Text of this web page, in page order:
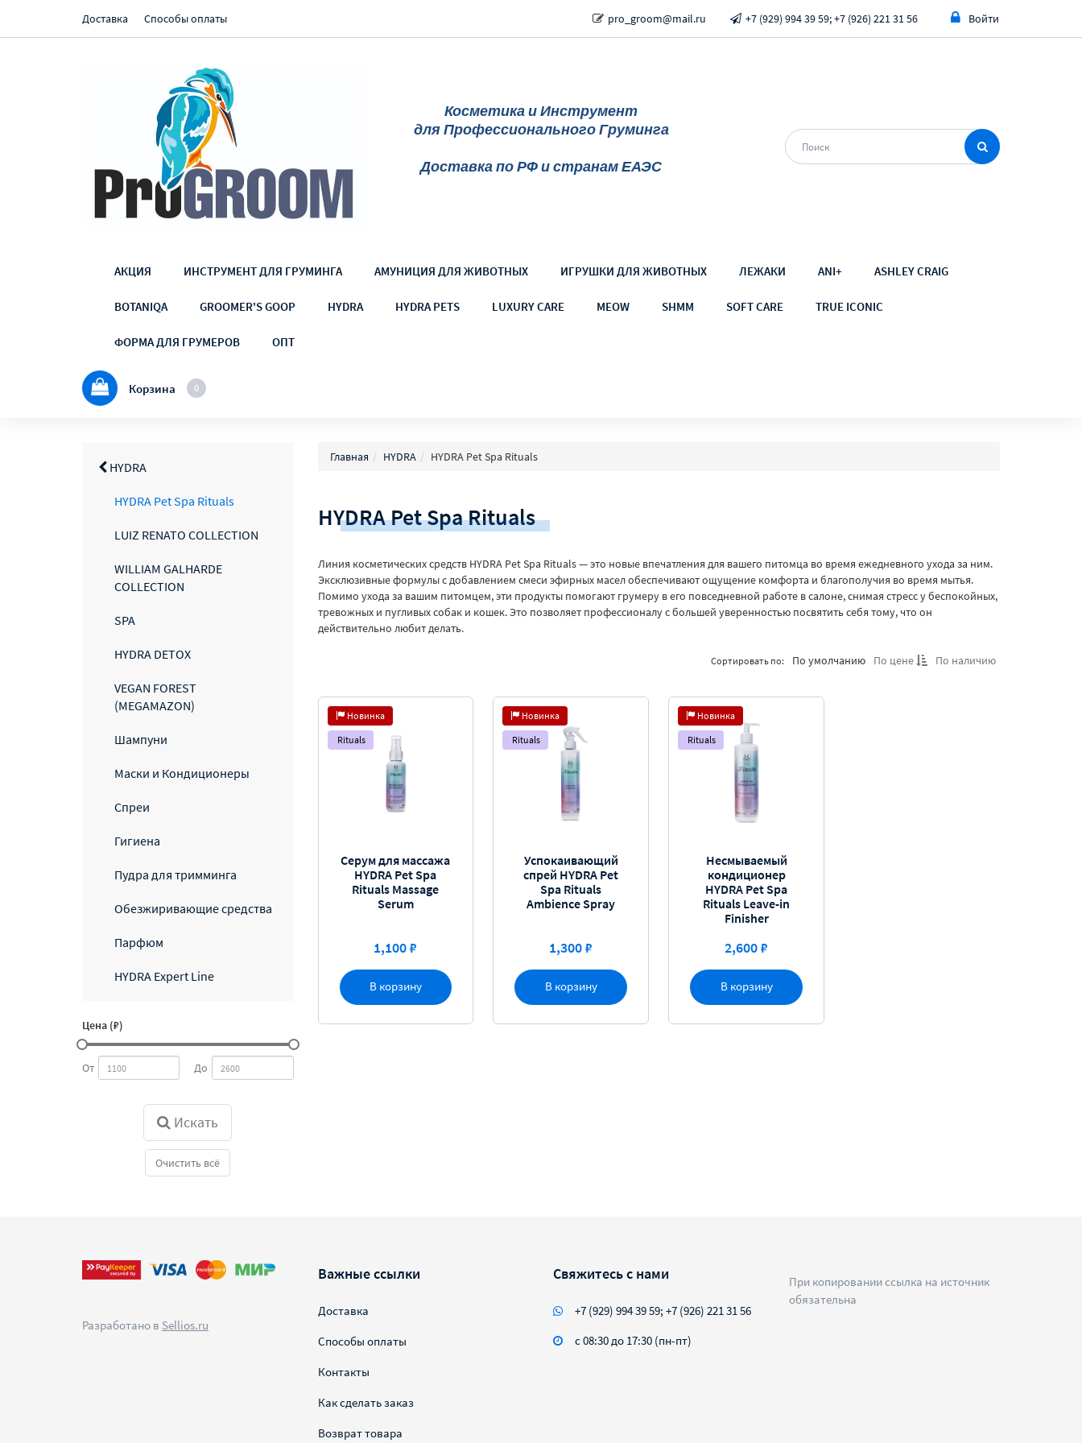
Доставка Способы оплаты pro_groom@mail.ru +7 (929) 994 39 59; +7 (926) 221 31 56 Войти
Косметика и Инструмент
для Профессионального Груминга
Доставка по РФ и странам ЕАЭС
АКЦИЯ ИНСТРУМЕНТ ДЛЯ ГРУМИНГА АМУНИЦИЯ ДЛЯ ЖИВОТНЫХ ИГРУШКИ ДЛЯ ЖИВОТНЫХ ЛЕЖАКИ ANI+ ASHLEY CRAIG
BOTANIQA GROOMER'S GOOP HYDRA HYDRA PETS LUXURY CARE MEOW SHMM SOFT CARE TRUE ICONIC
ФОРМА ДЛЯ ГРУМЕРОВ ОПТ
0
Корзина
HYDRA
HYDRA Pet Spa Rituals
LUIZ RENATO COLLECTION
WILLIAM GALHARDE
COLLECTION
SPA
HYDRA DETOX
VEGAN FOREST
(MEGAMAZON)
Шампуни
Маски и Кондиционеры
Спреи
Гигиена
Пудра для тримминга
Обезжиривающие средства
Парфюм
HYDRA Expert Line
Цена (₽)
От До
Искать
Очистить всё
Главная HYDRA HYDRA Pet Spa Rituals
HYDRA Pet Spa Rituals
Линия косметических средств HYDRA Pet Spa Rituals — это новые впечатления для вашего питомца во время ежедневного ухода за ним.
Эксклюзивные формулы с добавлением смеси эфирных масел обеспечивают ощущение комфорта и благополучия во время мытья.
Помимо ухода за вашим питомцем, эти продукты помогают грумеру в его повседневной работе в салоне, снимая стресс у беспокойных,
тревожных и пугливых собак и кошек. Это позволяет профессионалу с большей уверенностью посвятить себя тому, что он
действительно любит делать.
Сортировать по: По умолчанию По цене По наличию
Новинка
Rituals
В корзину
Серум для массажа
HYDRA Pet Spa
Rituals Massage
Serum
1,100 ₽
Новинка
Rituals
В корзину
Успокаивающий
спрей HYDRA Pet
Spa Rituals
Ambience Spray
1,300 ₽
Новинка
Rituals
В корзину
Несмываемый
кондиционер
HYDRA Pet Spa
Rituals Leave-in
Finisher
2,600 ₽
Разработано в Sellios.ru
Важные ссылки
Доставка
Способы оплаты
Контакты
Как сделать заказ
Возврат товара
Свяжитесь с нами
+7 (929) 994 39 59; +7 (926) 221 31 56
с 08:30 до 17:30 (пн-пт)
При копировании ссылка на источник
обязательна